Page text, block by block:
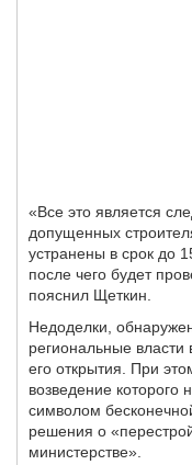
«Все это является
допущенных
устранены в срок до
после чего будет
пояснил Щеткин.
Недоделки,
региональные власти
его открытия. При
возведение которого
символом
решения о
министерстве».